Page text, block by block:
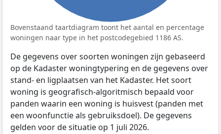
Bovenstaand taartdiagram toont het aantal en percentage
woningen naar type in het postcodegebied 1186 AS.
De gegevens over soorten woningen zijn gebaseerd
op de Kadaster woningtypering en de gegevens over
stand- en ligplaatsen van het Kadaster. Het soort
woning is geografisch-algoritmisch bepaald voor
panden waarin een woning is huisvest (panden met
een woonfunctie als gebruiksdoel). De gegevens
gelden voor de situatie op 1 juli 2026.